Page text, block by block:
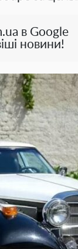
в Google
новини!